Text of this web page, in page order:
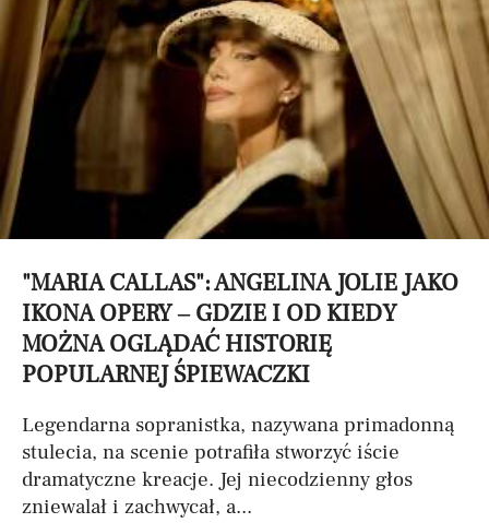
"MARIA CALLAS": ANGELINA JOLIE JAKO
IKONA OPERY – GDZIE I OD KIEDY
MOŻNA OGLĄDAĆ HISTORIĘ
POPULARNEJ ŚPIEWACZKI
Legendarna sopranistka, nazywana primadonną
stulecia, na scenie potrafiła stworzyć iście
dramatyczne kreacje. Jej niecodzienny głos
zniewalał i zachwycał, a...